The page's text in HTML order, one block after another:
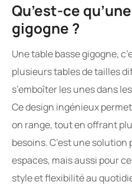
Qu’est-ce
gigogne ?
Une table basse gigogne,
plusieurs tables de tailles
s’emboîter les unes dans
Ce design ingénieux
on range, tout en offrant
besoins. C’est une
espaces, mais aussi pour
style et flexibilité au